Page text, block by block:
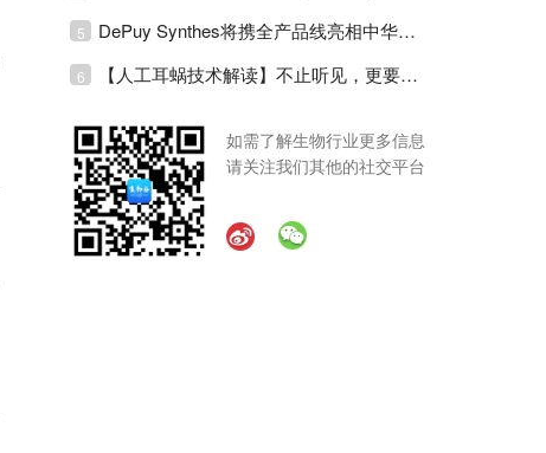
5 DePuy Synthes将携全产品线亮相中华医学会运动医疗分会大会，加码布局中国运动医学创新赛道！
6 【人工耳蜗技术解读】不止听见，更要听见未来 ---- 智能耳蜗，开启人工耳蜗技术新纪元！
如需了解生物行业更多信息
请关注我们其他的社交平台